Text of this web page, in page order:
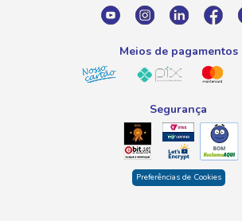
atendimento@savegnago.com.br
Meios de pagamentos
Segurança
Preferências de Cookies